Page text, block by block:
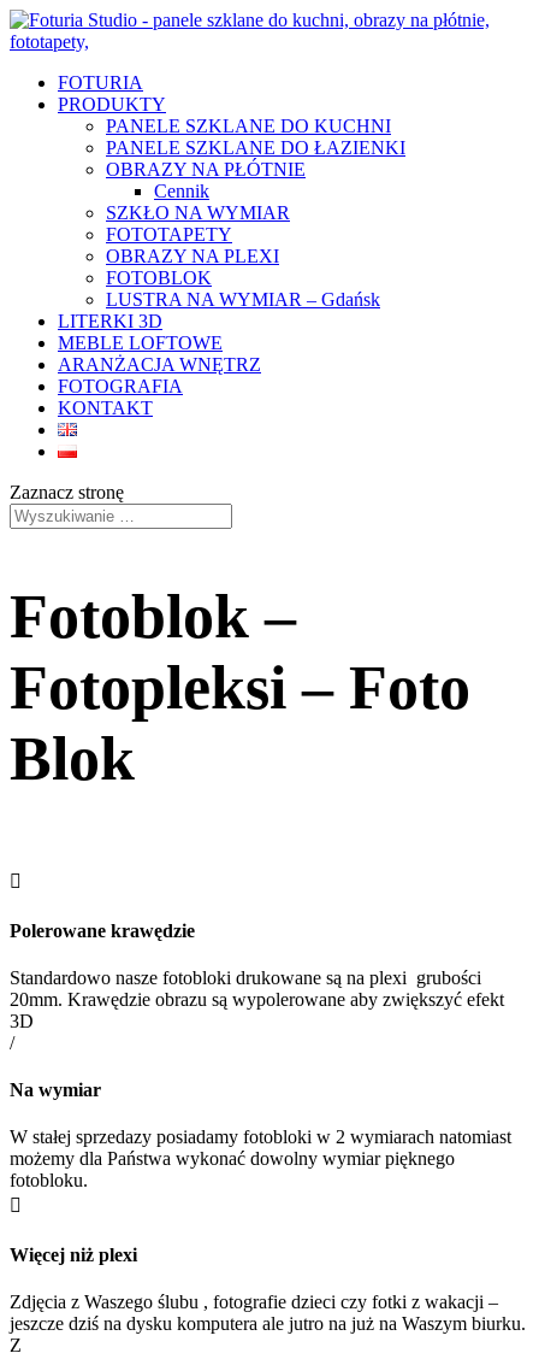
FOTURIA
PRODUKTY
PANELE SZKLANE DO KUCHNI
PANELE SZKLANE DO ŁAZIENKI
OBRAZY NA PŁÓTNIE
Cennik
SZKŁO NA WYMIAR
FOTOTAPETY
OBRAZY NA PLEXI
FOTOBLOK
LUSTRA NA WYMIAR – Gdańsk
LITERKI 3D
MEBLE LOFTOWE
ARANŻACJA WNĘTRZ
FOTOGRAFIA
KONTAKT
Zaznacz stronę
Fotoblok –
Fotopleksi – Foto
Blok

Polerowane krawędzie
Standardowo nasze fotobloki drukowane są na plexi grubości
20mm. Krawędzie obrazu są wypolerowane aby zwiększyć efekt
3D
/
Na wymiar
W stałej sprzedazy posiadamy fotobloki w 2 wymiarach natomiast
możemy dla Państwa wykonać dowolny wymiar pięknego
fotobloku.

Więcej niż plexi
Zdjęcia z Waszego ślubu , fotografie dzieci czy fotki z wakacji –
jeszcze dziś na dysku komputera ale jutro na już na Waszym biurku.
Z